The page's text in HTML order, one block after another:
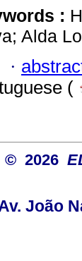
:
Alda
·
(
© 2026
João